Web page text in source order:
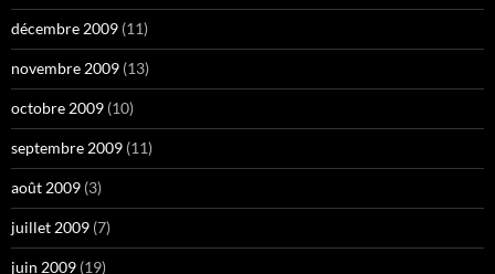
décembre 2009 (11)
novembre 2009 (13)
octobre 2009 (10)
septembre 2009 (11)
août 2009 (3)
juillet 2009 (7)
juin 2009 (19)